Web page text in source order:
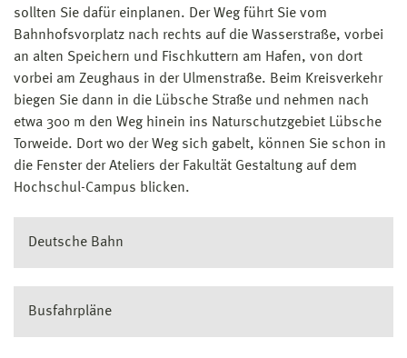
sollten Sie dafür einplanen. Der Weg führt Sie vom
Bahnhofsvorplatz nach rechts auf die Wasserstraße, vorbei
an alten Speichern und Fischkuttern am Hafen, von dort
vorbei am Zeughaus in der Ulmenstraße. Beim Kreisverkehr
biegen Sie dann in die Lübsche Straße und nehmen nach
etwa 300 m den Weg hinein ins Naturschutzgebiet Lübsche
Torweide. Dort wo der Weg sich gabelt, können Sie schon in
die Fenster der Ateliers der Fakultät Gestaltung auf dem
Hochschul-Campus blicken.
Deutsche Bahn
Busfahrpläne